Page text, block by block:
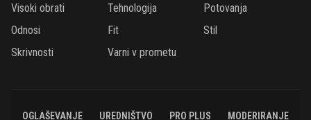
Visoki obrati
Tehnologija
Potovanja
Odnosi
Fit
Stil
Skrivnosti
Varni v prometu
OGLAŠEVANJE UREDNIŠTVO PRO PLUS MODERIRANJE